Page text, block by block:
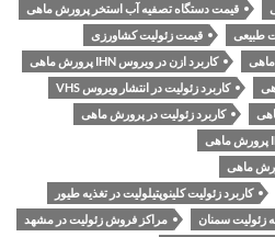
قیمت دستگاه تصفیه آب استخر پرورش ماهی
طبیعی
قیمت زئولیت کشاورزی
کاربرد ازن در ویروس IHN پرورش ماهی
کاربرد زئولیت در انتشار ویروس VHS
کاربرد زئولیت در پرورش ماهی
ماهی
کاربرد زئولیت کلینوپتیلولیت در تغذیه طیور
زئولیت سمنان
مراکز فروش زئولیت در مشهد